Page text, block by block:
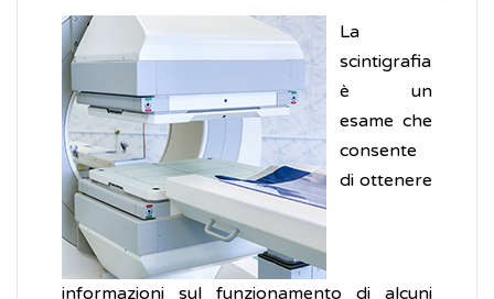
La
scintigrafia
è un
esame che
consente
di ottenere
informazioni sul funzionamento di alcuni